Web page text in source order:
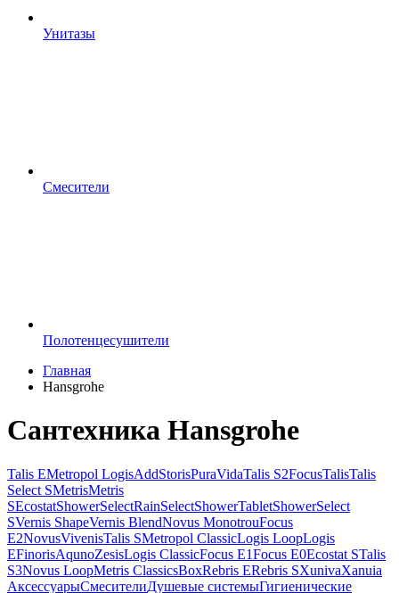
Унитазы
Смесители
Полотенцесушители
Главная
Hansgrohe
Сантехника Hansgrohe
Talis EMetropol LogisAddStorisPuraVidaTalis S2FocusTalisTalis
Select SMetrisMetris
SEcostatShowerSelectRainSelectShowerTabletShowerSelect
SVernis ShapeVernis BlendNovus MonotrouFocus
E2NovusVivenisTalis SMetropol ClassicLogis LoopLogis
EFinorisAqunoZesisLogis ClassicFocus E1Focus E0Ecostat STalis
S3Novus LoopMetris ClassicsBoxRebris ERebris SXunivaXanuia
АксессуарыСмесителиДушевые системыГигиенические